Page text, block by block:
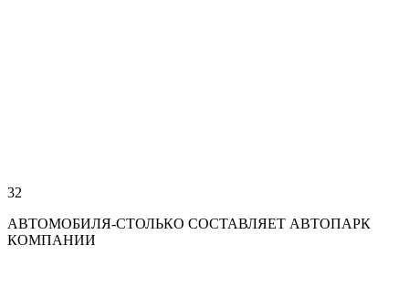
32
АВТОМОБИЛЯ-СТОЛЬКО СОСТАВЛЯЕТ АВТОПАРК
КОМПАНИИ